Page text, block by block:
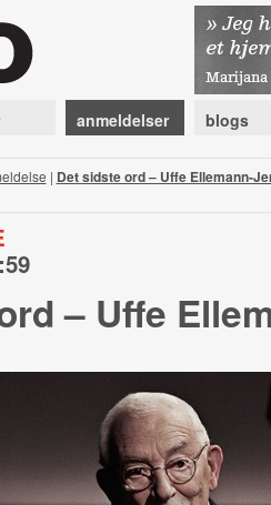
anmeldelser blogs
| Det sidste ord – Uffe Ellemann-
– Uffe